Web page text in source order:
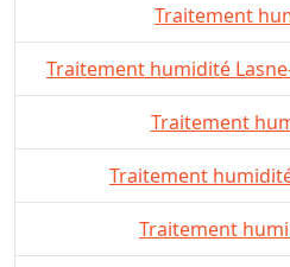
Traitement
Traitement humidité
Traitement
Traitement
Traitement